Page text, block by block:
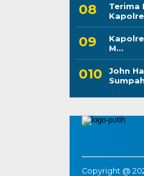
Terima
M...
John
Copyright @